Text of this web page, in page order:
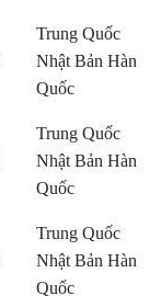
Trung Quốc
Nhật Bản Hàn
Quốc
Trung Quốc
Nhật Bản Hàn
Quốc
Trung Quốc
Nhật Bản Hàn
Quốc